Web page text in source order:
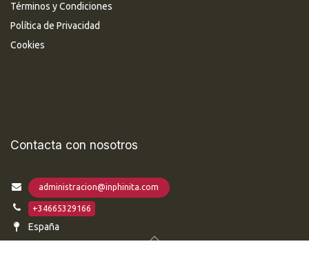
Términos y Condiciones
Política de Privacidad
Cookies
Contacta con nosotros
administracion@inphinita.com
+34665329166
España